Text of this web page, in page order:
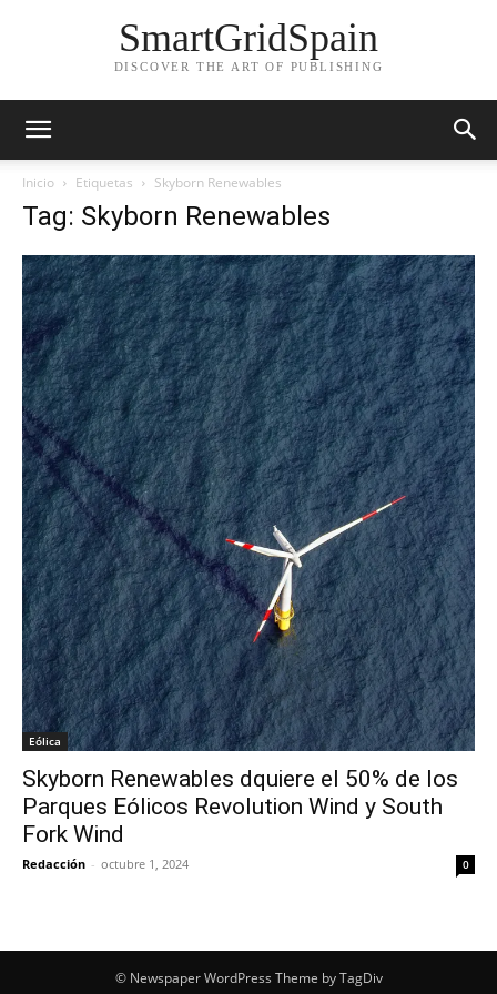
SmartGridSpain
DISCOVER THE ART OF PUBLISHING
Inicio Etiquetas Skyborn Renewables
Tag: Skyborn Renewables
Eólica
Skyborn Renewables dquiere el 50% de los
Parques Eólicos Revolution Wind y South
Fork Wind
Redacción - octubre 1, 2024 0
© Newspaper WordPress Theme by TagDiv